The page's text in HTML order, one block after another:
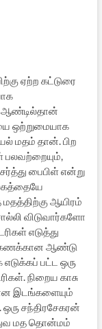
ஏற்ற கட்டுரை
ஆண்டில்தான்
ஒற்றுமையாக
மதம் தான். பிற
பலவற்றையும்,
பைபிள் என்று
ஆயிரம்
விடுவார்களோ
எடுத்து
ஆண்டு
பட்ட ஒரு
நிறைய காசு
இடங்களையும்
சந்திரசேகரன்
மத தொன்மம்